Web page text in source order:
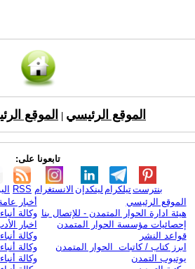
الموقع الرئيسي الموقع
تابعونا على:
RSS الانستغرام لينكدإن تيلكرامبنترست
الموقع الرئيسي
هيئة ادارة الحوار المتمدن - للإتصال بنا
إحصائيات مؤسسة الحوار المتمدن
قواعد النشر
ابرز كتاب / كاتبات الحوار المتمدن
يوتيوب التمدن
أخبار
وكالة
اخبار
وكالة
وكالة
وكالة